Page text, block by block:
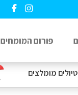
טיולים מומלצים
פורום המומחים